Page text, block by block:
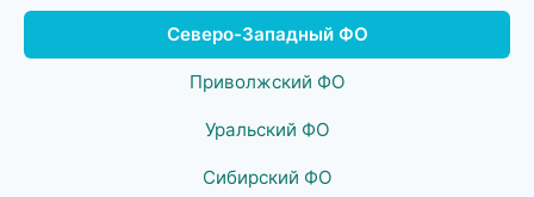
Северо-Западный ФО
Приволжский ФО
Уральский ФО
Сибирский ФО